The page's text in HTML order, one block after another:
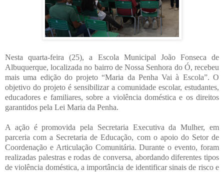
Nesta quarta-feira (25), a Escola Municipal João Fonseca de
Albuquerque, localizada no bairro de Nossa Senhora do Ó, recebeu
mais uma edição do projeto “Maria da Penha Vai à Escola”. O
objetivo do projeto é sensibilizar a comunidade escolar, estudantes,
educadores e familiares, sobre a violência doméstica e os direitos
garantidos pela Lei Maria da Penha.
A ação é promovida pela Secretaria Executiva da Mulher, em
parceria com a Secretaria de Educação, com o apoio do Setor de
Coordenação e Articulação Comunitária. Durante o evento, foram
realizadas palestras e rodas de conversa, abordando diferentes tipos
de violência doméstica, a importância de identificar sinais de risco e